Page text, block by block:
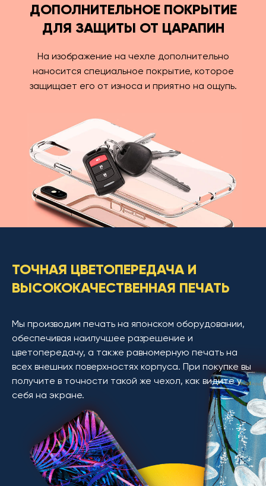
ДОПОЛНИТЕЛЬНОЕ ПОКРЫТИЕ
ДЛЯ ЗАЩИТЫ ОТ ЦАРАПИН
На изображение на чехле дополнительно
наносится специальное покрытие, которое
защищает его от износа и приятно на ощупь.
ТОЧНАЯ ЦВЕТОПЕРЕДАЧА И
ВЫСОКОКАЧЕСТВЕННАЯ ПЕЧАТЬ
Мы производим печать на японском оборудовании,
обеспечивая наилучшее разрешение и
цветопередачу, а также равномерную печать на
всех внешних поверхностях корпуса. При покупке вы
получите в точности такой же чехол, как видите у
себя на экране.